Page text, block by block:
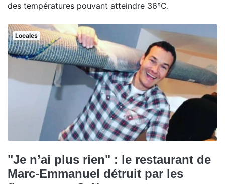
des températures pouvant atteindre 36°C.
Locales
"Je n’ai plus rien" : le restaurant de
Marc-Emmanuel détruit par les